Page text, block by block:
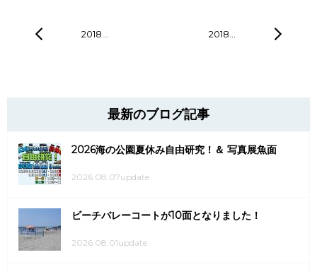
2018… 2018…
最新のブログ記事
2026海の公園夏休み自由研究！＆ 写真展魚面
2026.08.07update
ビーチバレーコートが10面となりました！
2026.08.01update